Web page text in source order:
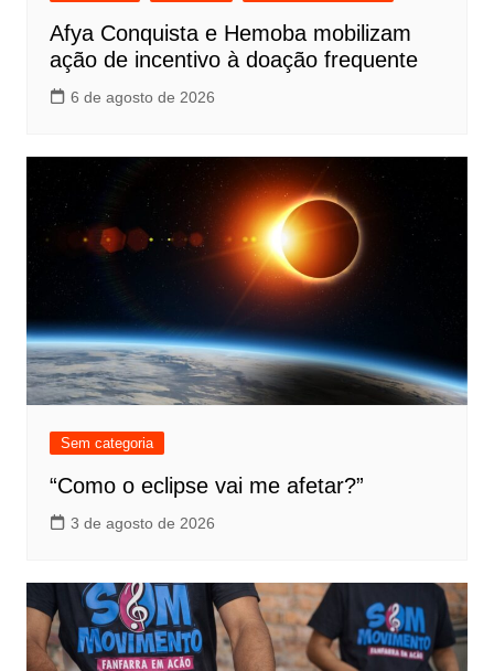
Afya Conquista e Hemoba mobilizam
ação de incentivo à doação frequente
6 de agosto de 2026
Sem categoria
“Como o eclipse vai me afetar?”
3 de agosto de 2026